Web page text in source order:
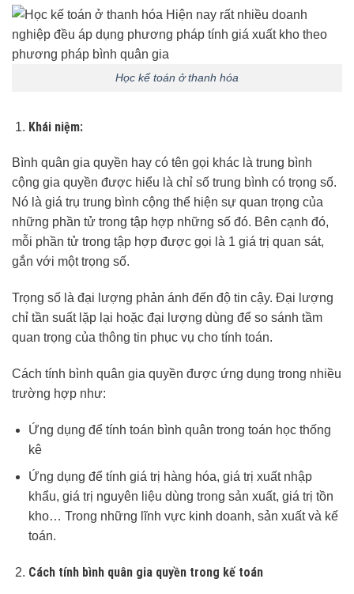
Học kế toán ở thanh hóa
Khái niệm:
Bình quân gia quyền hay có tên gọi khác là trung bình
cộng gia quyền được hiểu là chỉ số trung bình có trọng số.
Nó là giá trụ trung bình cộng thể hiện sự quan trọng của
những phần tử trong tập hợp những số đó. Bên cạnh đó,
mỗi phần tử trong tập hợp được gọi là 1 giá trị quan sát,
gắn với một trọng số.
Trọng số là đại lượng phản ánh đến độ tin cậy. Đại lượng
chỉ tần suất lặp lại hoặc đại lượng dùng để so sánh tầm
quan trọng của thông tin phục vụ cho tính toán.
Cách tính bình quân gia quyền được ứng dụng trong nhiều
trường hợp như:
Ứng dụng để tính toán bình quân trong toán học thống
kê
Ứng dụng để tính giá trị hàng hóa, giá trị xuất nhập
khẩu, giá trị nguyên liệu dùng trong sản xuất, giá trị tồn
kho… Trong những lĩnh vực kinh doanh, sản xuất và kế
toán.
Cách tính bình quân gia quyền trong kế toán